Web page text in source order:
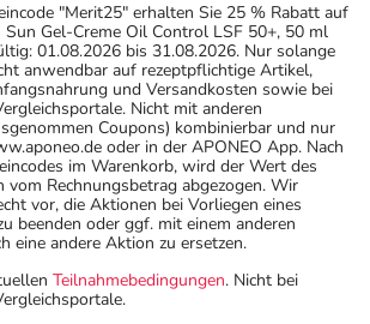
"Merit25" erhalten Sie 25 % Rabatt auf
Sun Gel-Creme Oil Control LSF 50+, 50 ml
01.08.2026 bis 31.08.2026. Nur solange
anwendbar auf rezeptpflichtige Artikel,
und Versandkosten sowie bei
Nicht mit anderen
Coupons) kombinierbar und nur
oder in der APONEO App. Nach
im Warenkorb, wird der Wert des
Rechnungsbetrag abgezogen. Wir
vor, die Aktionen bei Vorliegen eines
beenden oder ggf. mit einem anderen
eine andere Aktion zu ersetzen.
Teilnahmebedingungen. Nicht bei